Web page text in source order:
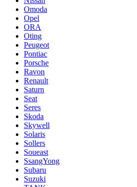
Omoda
Opel
ORA
Oting
Peugeot
Pontiac
Porsche
Ravon
Renault
Saturn
Seat
Seres
Skoda
Skywell
Solaris
Sollers
Soueast
SsangYong
Subaru
Suzuki